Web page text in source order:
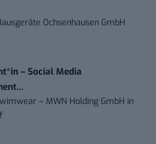
Ochsenhausen GmbH
– Social Media
– MWN Holding GmbH in